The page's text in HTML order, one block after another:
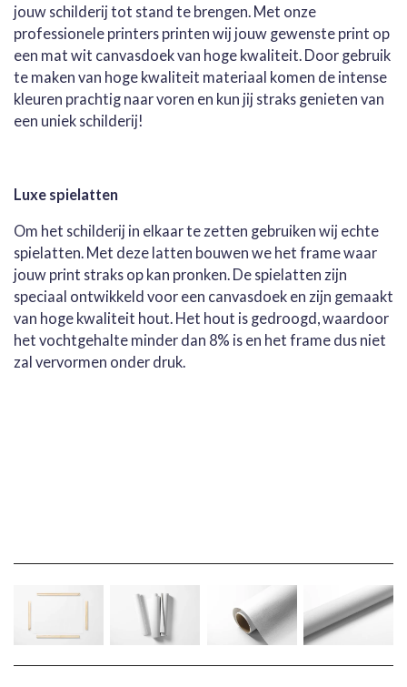
jouw schilderij tot stand te brengen. Met onze
professionele printers printen wij jouw gewenste print op
een mat wit canvasdoek van hoge kwaliteit. Door gebruik
te maken van hoge kwaliteit materiaal komen de intense
kleuren prachtig naar voren en kun jij straks genieten van
een uniek schilderij!
Luxe spielatten
Om het schilderij in elkaar te zetten gebruiken wij echte
spielatten. Met deze latten bouwen we het frame waar
jouw print straks op kan pronken. De spielatten zijn
speciaal ontwikkeld voor een canvasdoek en zijn gemaakt
van hoge kwaliteit hout. Het hout is gedroogd, waardoor
het vochtgehalte minder dan 8% is en het frame dus niet
zal vervormen onder druk.